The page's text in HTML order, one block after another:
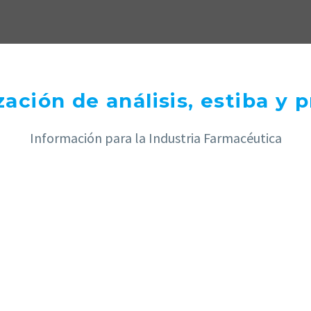
de análisis, estiba y
Información para la Industria Farmacéutica